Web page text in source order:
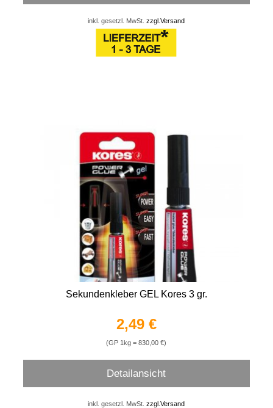
inkl. gesetzl. MwSt.zzgl.Versand
Sekundenkleber GEL Kores 3 gr.
2,49 €
(GP 1kg = 830,00 €)
Detailansicht
inkl. gesetzl. MwSt.zzgl.Versand